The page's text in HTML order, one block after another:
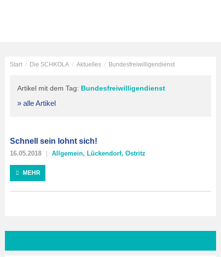
Start / Die SCHKOLA / Aktuelles / Bundesfreiwilligendienst
Artikel mit dem Tag: Bundesfreiwilligendienst
» alle Artikel
Schnell sein lohnt sich!
16.05.2018 Allgemein, Lückendorf, Ostritz
MEHR